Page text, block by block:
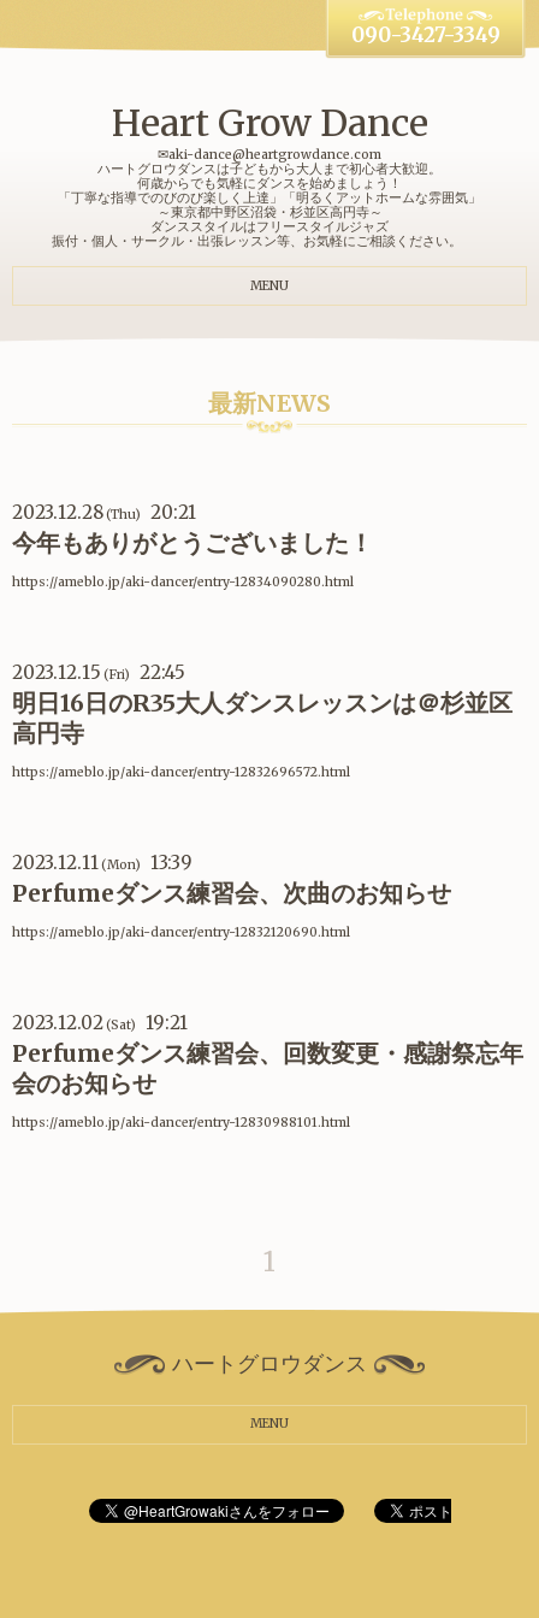
Heart Grow Dance
✉aki-dance@heartgrowdance.com
ハートグロウダンスは子どもから大人まで初心者大歓迎。
何歳からでも気軽にダンスを始めましょう！
「丁寧な指導でのびのび楽しく上達」「明るくアットホームな雰囲気」
～東京都中野区沼袋・杉並区高円寺～
ダンススタイルはフリースタイルジャズ
振付・個人・サークル・出張レッスン等、お気軽にご相談ください。
090-3427-3349
MENU
最新NEWS
2023.12.28(Thu) 20:21
今年もありがとうございました！
https://ameblo.jp/aki-dancer/entry-12834090280.html
2023.12.15 (Fri) 22:45
明日16日のR35大人ダンスレッスンは＠杉並区
高円寺
https://ameblo.jp/aki-dancer/entry-12832696572.html
2023.12.11(Mon) 13:39
Perfumeダンス練習会、次曲のお知らせ
https://ameblo.jp/aki-dancer/entry-12832120690.html
2023.12.02(Sat) 19:21
Perfumeダンス練習会、回数変更・感謝祭忘年
会のお知らせ
https://ameblo.jp/aki-dancer/entry-12830988101.html
1
ハートグロウダンス
MENU